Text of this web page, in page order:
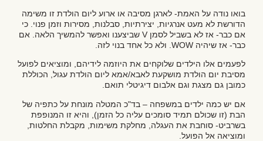
בואו נודה על האמת- לארגן מסיבה או ארוע ליום הולדת זו משימה
הדורשת לא מעט אנרגיות, יצירתיות, סבלנות, מסירות וזמן פנוי. כי
אם כבר- אז לא בשביל לסמן V שביצענו ואפשר להמשיך הלאה. אם
כבר- אז שיהיה WOW. ולא כל אחד בנוי לזה.
לפעמים אלו הילדים שלוקחים את היוזמה לידיהם, ומוציאים לפועל
מסיבת יום הולדת מושקעת לאבא/אמא ליום הולדת עגול, הכוללת
כמובן גם מצגת וגם אלבום דיגיטלי תואם.
אם יש כמה ילדים במשפחה – בד"כ המטלה מונחת על כתפיה של
הבת (זו שכולם תמיד סומכים עליה כל הזמן), והיא זו המנופפת
בשרביט- סוחבת את העגלה, מחלקת משימות, מקבלת החלטות,
ומוציאה אל הפועל.